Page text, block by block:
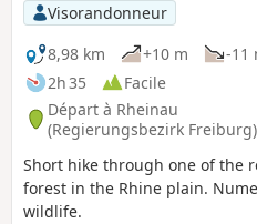
Visorandonneur
8,98 km
+10 m
-11
2h 35
Facile
Départ à Rheinau
(Regierungsbezirk Freiburg)
Short hike through one of the
forest in the Rhine plain.
wildlife.